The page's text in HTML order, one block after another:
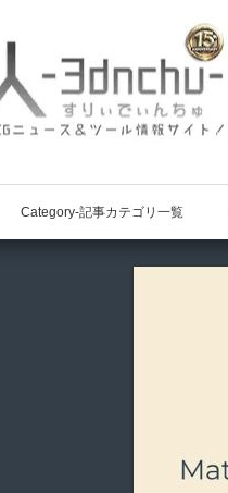
Category-記事カテゴリ一覧